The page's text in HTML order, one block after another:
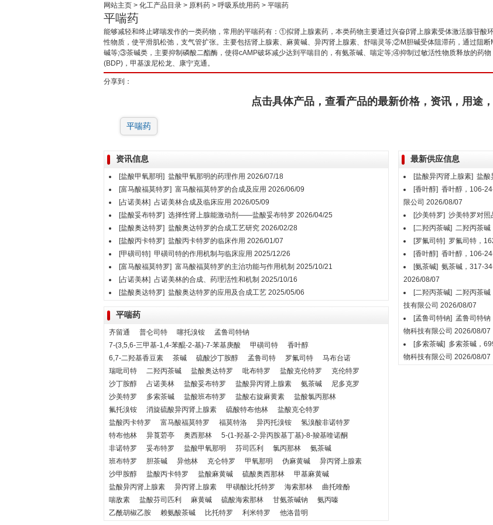
网站主页 > 化工产品目录 > 原料药 > 呼吸系统用药 > 平喘药
平喘药
能够减轻和终止哮喘发作的一类药物，常用的平喘药有：①拟肾上腺素药，本类药物主要通过兴奋β肾上腺素受体激活腺苷酸
性物质，使平滑肌松弛，支气管扩张。主要包括肾上腺素、麻黄碱、异丙肾上腺素、舒喘灵等;②M胆碱受体阻滞药，通过阻
碱等;③茶碱类，主要抑制磷酸二酯酶，使得cAMP破坏减少达到平喘目的，有氨茶碱、喘定等;④抑制过敏活性物质释放的药
(BDP)，甲基泼尼松龙、康宁克通。
分享到：
点击具体产品，查看产品的最新价格，资讯，用途
平喘药
资讯信息
[盐酸甲氧那明] 盐酸甲氧那明的药理作用 2026/07/18
[富马酸福莫特罗] 富马酸福莫特罗的合成及应用 2026/06/09
[占诺美林] 占诺美林合成及临床应用 2026/05/09
[盐酸妥布特罗] 选择性肾上腺能激动剂——盐酸妥布特罗 2026/04/25
[盐酸奥达特罗] 盐酸奥达特罗的合成工艺研究 2026/02/28
[盐酸丙卡特罗] 盐酸丙卡特罗的临床作用 2026/01/07
[甲磺司特] 甲磺司特的作用机制与临床应用 2025/12/26
[富马酸福莫特罗] 富马酸福莫特罗的主治功能与作用机制 2025/10/21
[占诺美林] 占诺美林的合成、药理活性和机制 2025/10/16
[盐酸奥达特罗] 盐酸奥达特罗的应用及合成工艺 2025/05/06
平喘药
齐留通 普仑司特 噻托溴铵
孟鲁司特钠
7-(3,5,6-三甲基-1,4-苯醌-2-基)-7-苯基庚酸
甲磺司特
香叶醇
6,7-二羟基香豆素
茶碱 硫酸沙丁胺醇 孟鲁司特 罗氟司特
马布台诺
瑞吡司特
二羟丙茶碱 盐酸奥达特罗 吡布特罗 盐酸克伦特罗
克伦特罗
沙丁胺醇
占诺美林 盐酸妥布特罗 盐酸异丙肾上腺素 氨茶碱
尼多克罗
沙美特罗
多索茶碱 盐酸班布特罗 盐酸右旋麻黄素
盐酸氯丙那林
氟托溴铵
消旋硫酸异丙肾上腺素 硫酸特布他林
盐酸克仑特罗
盐酸丙卡特罗
富马酸福莫特罗 福莫特洛 异丙托溴铵
氢溴酸非诺特罗
特布他林
异莨菪亭 奥西那林
5-(1-羟基-2-异丙胺基丁基)-8-羧基喹诺酮
非诺特罗
妥布特罗 盐酸甲氧那明 芬司匹利 氯丙那林
氨茶碱
班布特罗
胆茶碱 异他林 克仑特罗 甲氧那明 伪麻黄碱
异丙肾上腺素
沙甲胺醇
盐酸丙卡特罗 盐酸麻黄碱 硫酸奥西那林
甲基麻黄碱
盐酸异丙肾上腺素
异丙肾上腺素 甲磺酸比托特罗 海索那林
曲托喹酚
喘敌素
盐酸芬司匹利 麻黄碱 硫酸海索那林 甘氨茶碱钠
氨丙嗪
乙酰胡椒乙胺
赖氨酸茶碱 比托特罗 利米特罗 他洛昔明
最新供应信息
[盐酸异丙肾上腺素] 盐酸
[香叶醇] 香叶醇，106-
限公司 2026/08/07
[沙美特罗] 沙美特罗对照
[二羟丙茶碱] 二羟丙茶碱
[罗氟司特] 罗氟司特，
[香叶醇] 香叶醇，106-
[氨茶碱] 氨茶碱，317-
2026/08/07
[二羟丙茶碱] 二羟丙茶碱
技有限公司 2026/08/07
[孟鲁司特钠] 孟鲁司特钠
物科技有限公司 2026/08/07
[多索茶碱] 多索茶碱，
物科技有限公司 2026/08/07